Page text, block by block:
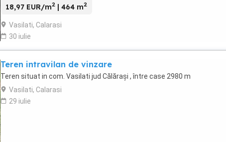
18,97 EUR/m2 | 464 m2
Vasilati, Calarasi
30 iulie
Teren intravilan de vinzare
Teren situat in com. Vasilati jud Călărași , între case 2980 m
Vasilati, Calarasi
29 iulie